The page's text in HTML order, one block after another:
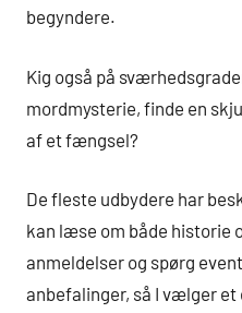
begyndere.
Kig også på
mordmysterie, finde en
af et fængsel?
De fleste udbydere har
kan læse om både historie
anmeldelser og spørg
anbefalinger, så I vælger et